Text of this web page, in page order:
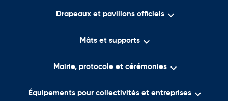
Drapeaux et pavillons officiels 
Mâts et supports 
Mairie, protocole et cérémonies 
Équipements pour collectivités et entreprises 